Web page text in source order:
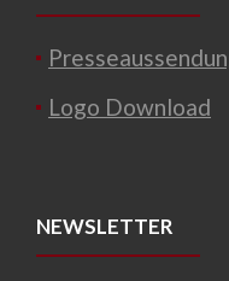
Logo Download
NEWSLETTER